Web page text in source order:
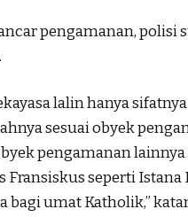
pengamanan, polisi
lalin hanya
sesuai obyek
pengamanan
seperti Istana
bagi umat Katholik,”